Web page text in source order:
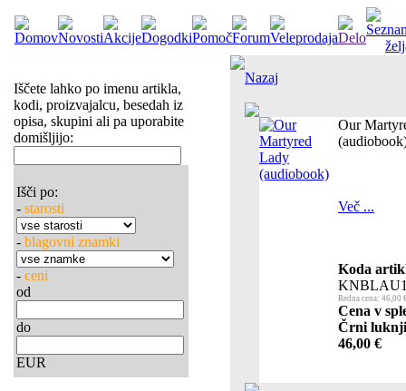
Iščete lahko po imenu artikla,
kodi, proizvajalcu, besedah iz
opisa, skupini ali pa uporabite
domišljijo:
Išči po:
- starosti
- blagovni znamki
- ceni
od
do
EUR
Nazaj
Our
Več ...
Koda
Redna cena: 46,00
Cena v
Črni
46,00 €